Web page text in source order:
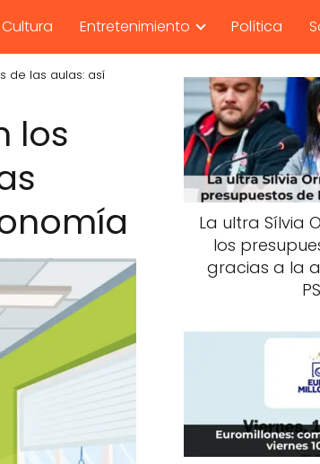
Cultura Entretenimiento Política
de las aulas: así
los
La ultra Sílvia
los
gracias a la